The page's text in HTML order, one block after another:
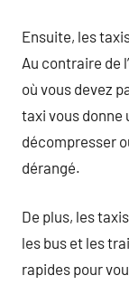
Ensuite, les
Au contraire de
où vous devez
taxi vous donne
décompresser
dérangé.
De plus, les
les bus et les
rapides pour